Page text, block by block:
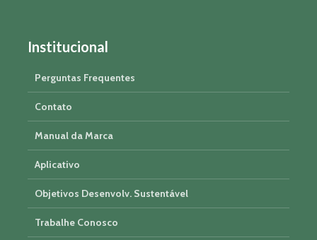
Institucional
Perguntas Frequentes
Contato
Manual da Marca
Aplicativo
Objetivos Desenvolv. Sustentável
Trabalhe Conosco